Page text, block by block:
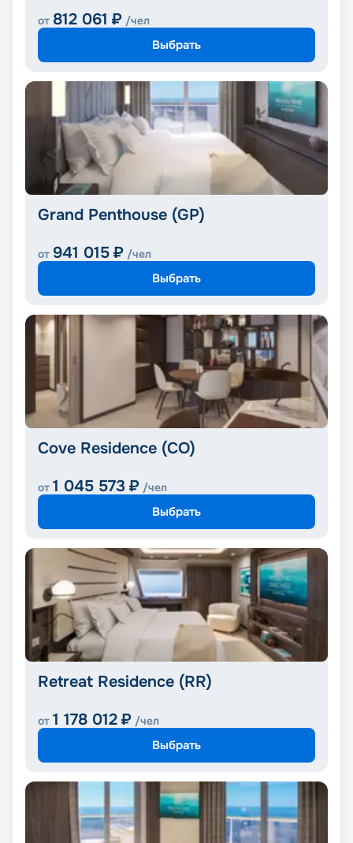
от 812 061 ₽ /чел
Выбрать
Grand Penthouse (GP)
от 941 015 ₽ /чел
Выбрать
Cove Residence (CO)
от 1 045 573 ₽ /чел
Выбрать
Retreat Residence (RR)
от 1 178 012 ₽ /чел
Выбрать